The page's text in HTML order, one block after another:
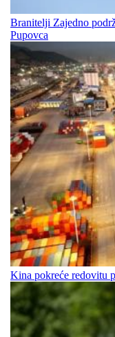
Branitelji Zajedno
Pupovca
Kina pokreće redovitu